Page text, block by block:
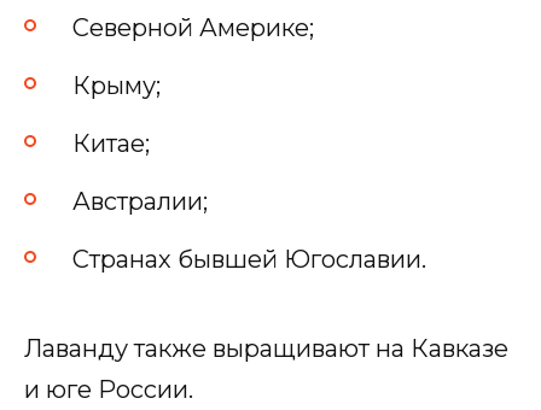
Северной Америке;
Крыму;
Китае;
Австралии;
Странах бывшей Югославии.
Лаванду также выращивают на Кавказе
и юге России.